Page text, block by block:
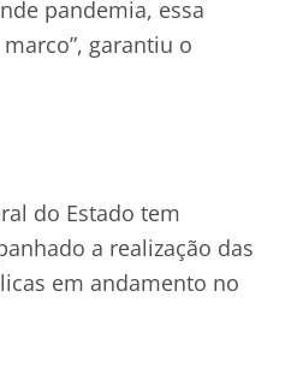
pandemia, essa
garantiu o
do Estado tem
a realização das
em andamento no